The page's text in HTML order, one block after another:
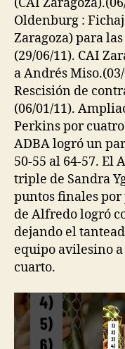
Oldenburg :
Zaragoza) para
(29/06/11). CAI
a Andrés
Rescisión de
(06/01/11).
Perkins por
ADBA logró un
50-55 al 64-57. El
triple de Sandra
puntos finales
de Alfredo logró
dejando el
equipo avilesino
cuarto.